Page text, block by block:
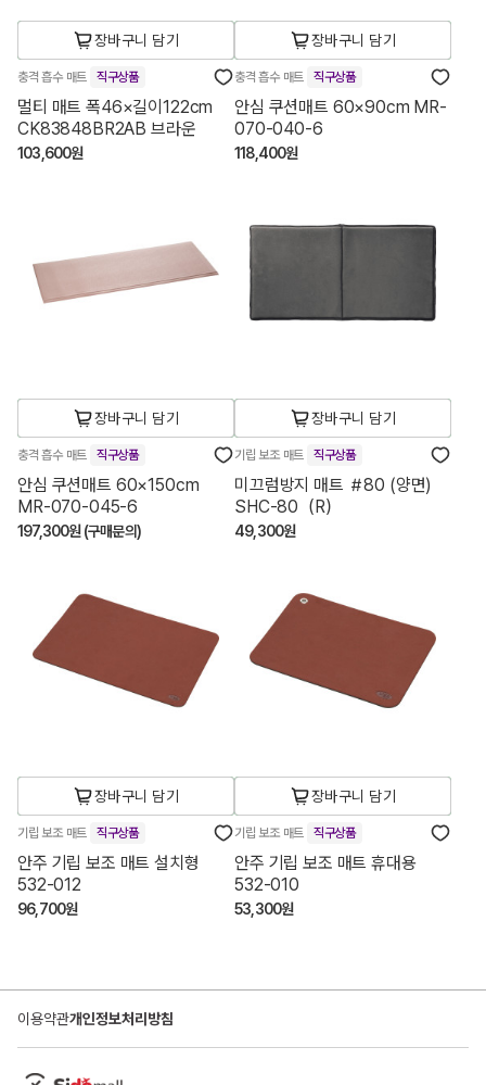
장바구니 담기
충격 흡수 매트 직구상품
멀티 매트 폭46×길이122cm
CK83848BR2AB 브라운
103,600원
장바구니 담기
충격 흡수 매트 직구상품
안심 쿠션매트 60×90cm MR-
070-040-6
118,400원
장바구니 담기
충격 흡수 매트 직구상품
안심 쿠션매트 60×150cm
MR-070-045-6
197,300원 (구매문의)
장바구니 담기
기립 보조 매트 직구상품
미끄럼방지 매트 ＃80 (양면)
SHC-80（R）
49,300원
장바구니 담기
기립 보조 매트 직구상품
안주 기립 보조 매트 설치형
532-012
96,700원
장바구니 담기
기립 보조 매트 직구상품
안주 기립 보조 매트 휴대용
532-010
53,300원
이용약관개인정보처리방침